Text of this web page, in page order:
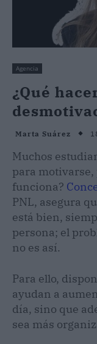
Agencia
¿Qué
Marta Suárez
Muchos
para motivarse,
funciona?
PNL, asegura
está bien,
persona; el
no es así.
Para ello,
ayudan a
día, sino que
sea más